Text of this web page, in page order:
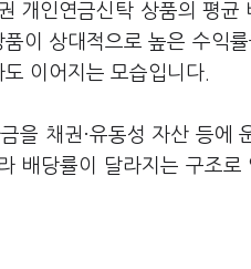
개인연금신탁 상품의 평
이 상대적으로 높은 수익
이어지는 모습입니다.
을 채권·유동성 자산 등
배당률이 달라지는 구조